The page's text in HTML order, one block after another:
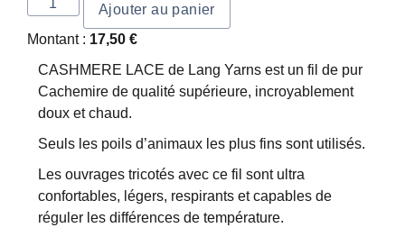
Ajouter au panier
Montant : 17,50 €
CASHMERE LACE de Lang Yarns est un fil de pur
Cachemire de qualité supérieure, incroyablement
doux et chaud.
Seuls les poils d’animaux les plus fins sont utilisés.
Les ouvrages tricotés avec ce fil sont ultra
confortables, légers, respirants et capables de
réguler les différences de température.